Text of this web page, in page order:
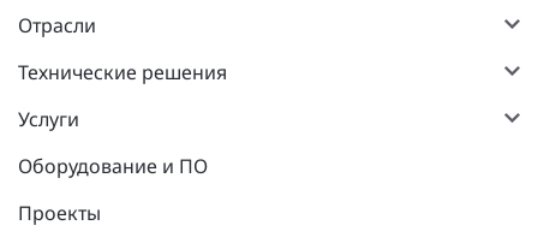
Отрасли
Технические решения
Услуги
Оборудование и ПО
Проекты